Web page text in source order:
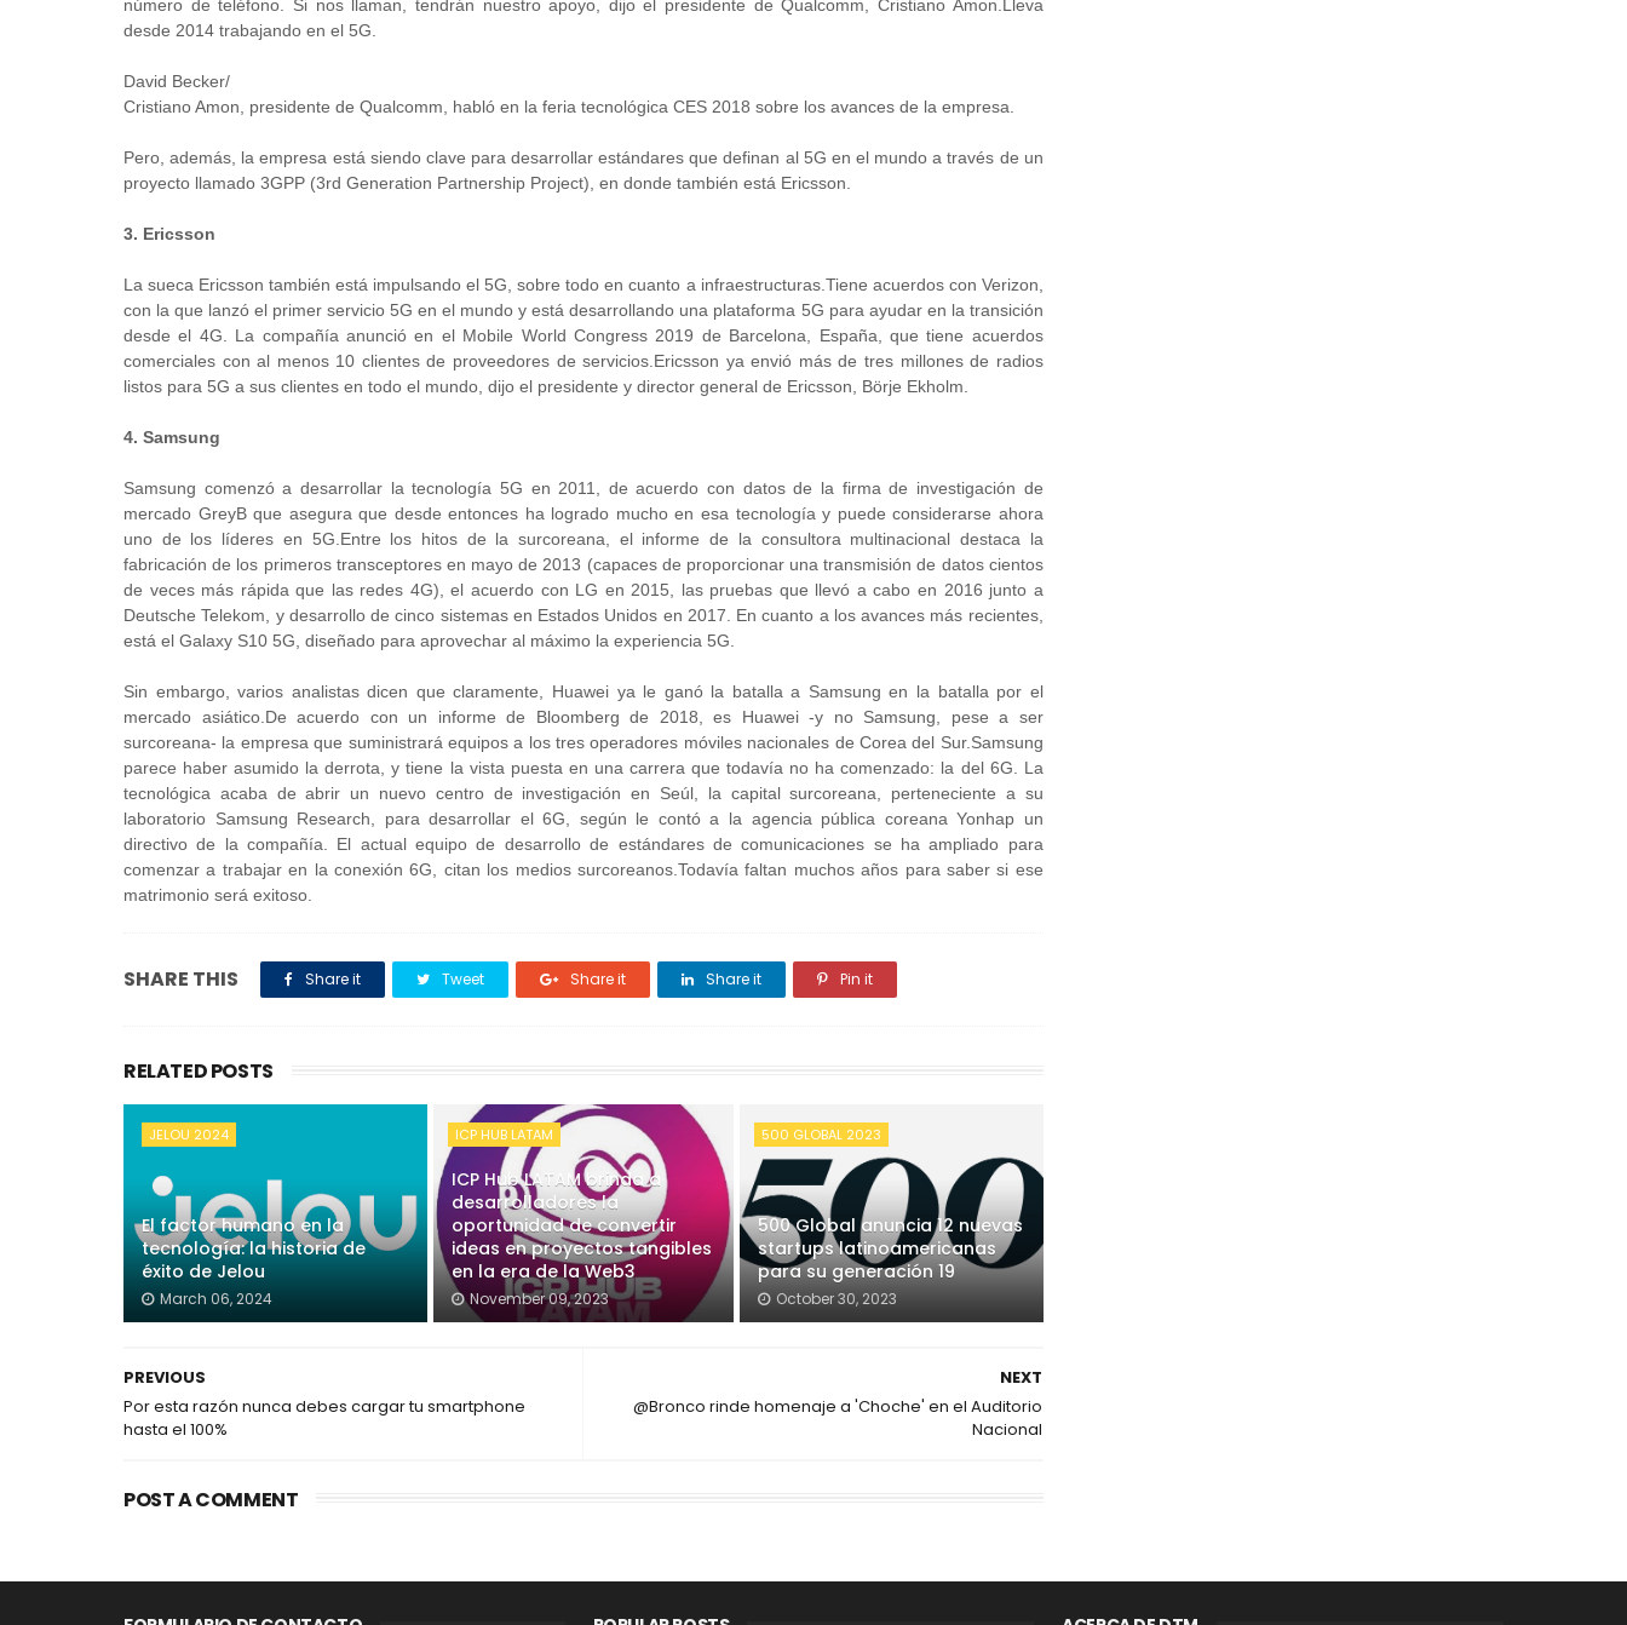
número de teléfono. Si nos llaman, tendrán nuestro apoyo, dijo el presidente de Qualcomm, Cristiano Amon.Lleva
desde 2014 trabajando en el 5G.
David Becker/
Cristiano Amon, presidente de Qualcomm, habló en la feria tecnológica CES 2018 sobre los avances de la empresa.
Pero, además, la empresa está siendo clave para desarrollar estándares que definan al 5G en el mundo a través de un
proyecto llamado 3GPP (3rd Generation Partnership Project), en donde también está Ericsson.
3. Ericsson
La sueca Ericsson también está impulsando el 5G, sobre todo en cuanto a infraestructuras.Tiene acuerdos con Verizon,
con la que lanzó el primer servicio 5G en el mundo y está desarrollando una plataforma 5G para ayudar en la transición
desde el 4G. La compañía anunció en el Mobile World Congress 2019 de Barcelona, España, que tiene acuerdos
comerciales con al menos 10 clientes de proveedores de servicios.Ericsson ya envió más de tres millones de radios
listos para 5G a sus clientes en todo el mundo, dijo el presidente y director general de Ericsson, Börje Ekholm.
4. Samsung
Samsung comenzó a desarrollar la tecnología 5G en 2011, de acuerdo con datos de la firma de investigación de
mercado GreyB que asegura que desde entonces ha logrado mucho en esa tecnología y puede considerarse ahora
uno de los líderes en 5G.Entre los hitos de la surcoreana, el informe de la consultora multinacional destaca la
fabricación de los primeros transceptores en mayo de 2013 (capaces de proporcionar una transmisión de datos cientos
de veces más rápida que las redes 4G), el acuerdo con LG en 2015, las pruebas que llevó a cabo en 2016 junto a
Deutsche Telekom, y desarrollo de cinco sistemas en Estados Unidos en 2017. En cuanto a los avances más recientes,
está el Galaxy S10 5G, diseñado para aprovechar al máximo la experiencia 5G.
Sin embargo, varios analistas dicen que claramente, Huawei ya le ganó la batalla a Samsung en la batalla por el
mercado asiático.De acuerdo con un informe de Bloomberg de 2018, es Huawei -y no Samsung, pese a ser
surcoreana- la empresa que suministrará equipos a los tres operadores móviles nacionales de Corea del Sur.Samsung
parece haber asumido la derrota, y tiene la vista puesta en una carrera que todavía no ha comenzado: la del 6G. La
tecnológica acaba de abrir un nuevo centro de investigación en Seúl, la capital surcoreana, perteneciente a su
laboratorio Samsung Research, para desarrollar el 6G, según le contó a la agencia pública coreana Yonhap un
directivo de la compañía. El actual equipo de desarrollo de estándares de comunicaciones se ha ampliado para
comenzar a trabajar en la conexión 6G, citan los medios surcoreanos.Todavía faltan muchos años para saber si ese
matrimonio será exitoso.
SHARE THIS Share it Tweet Share it Share it Pin it
RELATED POSTS
JELOU 2024
El factor humano en la
tecnología: la historia de
éxito de Jelou
March 06, 2024
ICP HUB LATAM
ICP Hub LATAM brinda a
desarrolladores la
oportunidad de convertir
ideas en proyectos tangibles
en la era de la Web3
November 09, 2023
500 GLOBAL 2023
500 Global anuncia 12 nuevas
startups latinoamericanas
para su generación 19
October 30, 2023
NEXT
@Bronco rinde homenaje a 'Choche' en el Auditorio
Nacional
PREVIOUS
Por esta razón nunca debes cargar tu smartphone
hasta el 100%
POST A COMMENT